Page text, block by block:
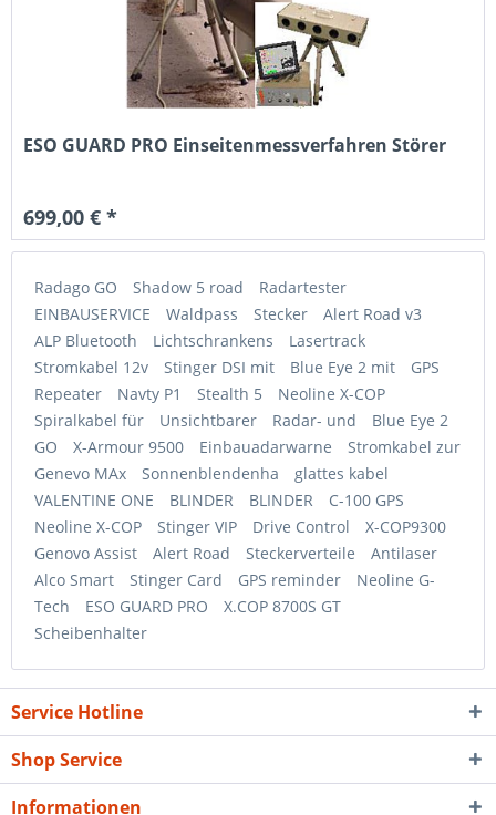
ESO GUARD PRO Einseitenmessverfahren Störer
699,00 € *
Radago GO Shadow 5 road
Radartester
EINBAUSERVICE
Waldpass Stecker
Alert Road v3
ALP Bluetooth
Lichtschrankens
Lasertrack
Stromkabel 12v
Stinger DSI mit Blue Eye 2 mit
GPS
Repeater
Navty P1 Stealth 5
Neoline X-COP
Spiralkabel für
Unsichtbarer Radar- und
Blue Eye 2
GO
X-Armour 9500 Einbauadarwarne
Stromkabel zur
Genevo MAx
Sonnenblendenha
glattes kabel
VALENTINE ONE
BLINDER BLINDER
C-100 GPS
Neoline X-COP
Stinger VIP Drive Control
X-COP9300
Genovo Assist
Alert Road Steckerverteile
Antilaser
Alco Smart
Stinger Card GPS reminder
Neoline G-
Tech
ESO GUARD PRO
X.COP 8700S GT
Scheibenhalter
Service Hotline
Shop Service
Informationen